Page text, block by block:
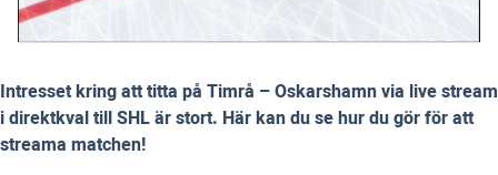
Intresset kring att titta på Timrå – Oskarshamn via live stream
i direktkval till SHL är stort. Här kan du se hur du gör för att
streama matchen!